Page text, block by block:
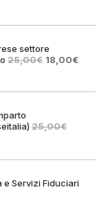
settore
25,00€ Il
era:
18,00€Il
è:
25,00€
e Servizi Fiduciari